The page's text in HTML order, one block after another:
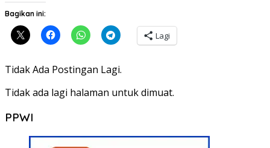
Bagikan ini:
Lagi
Tidak Ada Postingan Lagi.
Tidak ada lagi halaman untuk dimuat.
PPWI